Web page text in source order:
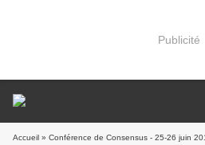
Publicité
Accueil » Conférence de Consensus - 25-26 juin 2010 -